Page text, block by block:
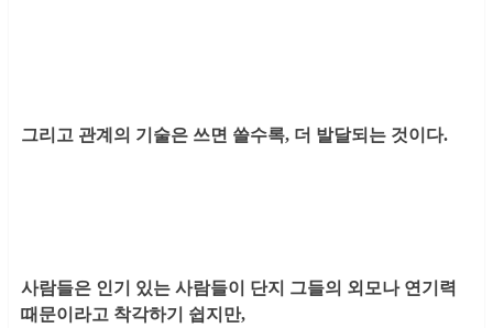
그리고 관계의 기술은 쓰면 쓸수록, 더 발달되는 것이다.
사람들은 인기 있는 사람들이 단지 그들의 외모나 연기력
때문이라고 착각하기 쉽지만,